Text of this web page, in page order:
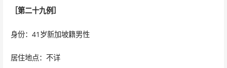
［第二十九例］
身份：41岁新加坡籍男性
居住地点：不详